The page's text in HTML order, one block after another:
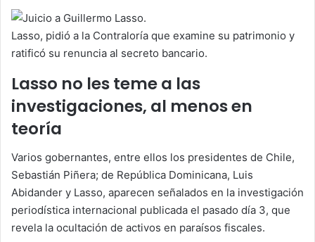
Lasso, pidió a la Contraloría que examine su patrimonio y
ratificó su renuncia al secreto bancario.
Lasso no les teme a las
investigaciones, al menos en
teoría
Varios gobernantes, entre ellos los presidentes de Chile,
Sebastián Piñera; de República Dominicana, Luis
Abidander y Lasso, aparecen señalados en la investigación
periodística internacional publicada el pasado día 3, que
revela la ocultación de activos en paraísos fiscales.